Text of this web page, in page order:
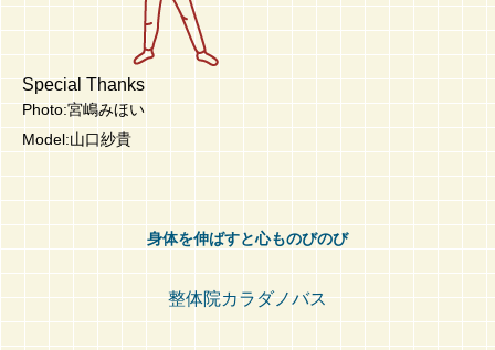
Special Thanks
Photo:宮嶋みほい
Model:山口紗貴
身体を伸ばすと心ものびのび
整体院カラダノバス